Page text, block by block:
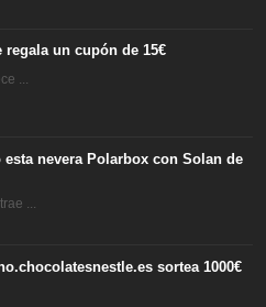
regala un cupón de 15€
...
esta nevera Polarbox con Solan de
...
sortea 1000€